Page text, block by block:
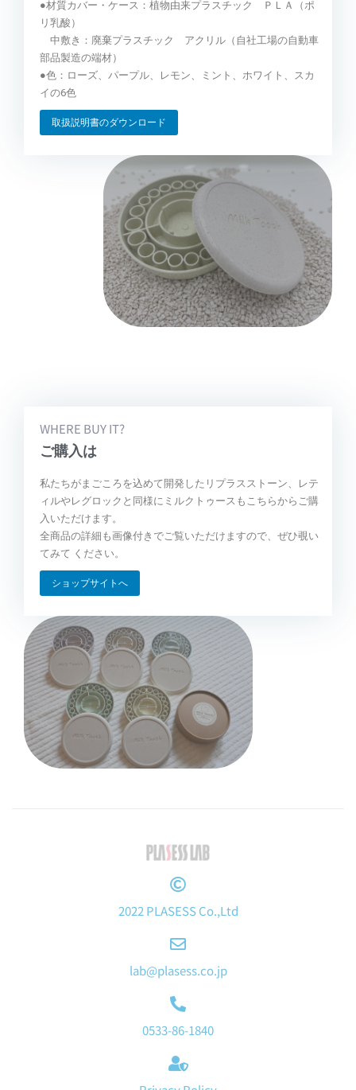
●材質カバー・ケース：植物由来プラスチック ＰＬＡ（ポ
リ乳酸）
中敷き：廃棄プラスチック アクリル（自社工場の自動車
部品製造の端材）
●色：ローズ、パープル、レモン、ミント、ホワイト、スカ
イの6色
取扱説明書のダウンロード
WHERE BUY IT?
ご購入は
私たちがまごころを込めて開発したリプラスストーン、レテ
ィルやレグロックと同様にミルクトゥースもこちらからご購
入いただけます。
全商品の詳細も画像付きでご覧いただけますので、ぜひ覗い
てみて ください。
ショップサイトへ
2022 PLASESS Co.,Ltd
lab@plasess.co.jp
0533-86-1840